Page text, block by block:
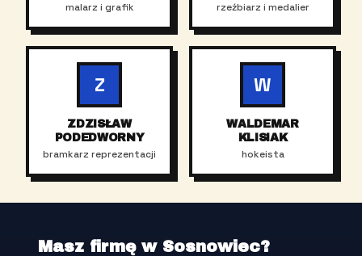
malarz i grafik rzeźbiarz i medalier
Z
ZDZISŁAW
PODEDWORNY
bramkarz reprezentacji
W
WALDEMAR
KLISIAK
hokeista
Masz firmę w Sosnowiec?